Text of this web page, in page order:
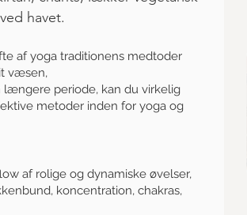
havet.
af yoga traditionens medtoder
væsen,
periode, kan du virkelig
metoder inden for yoga og
af rolige og dynamiske øvelser,
koncentration, chakras,